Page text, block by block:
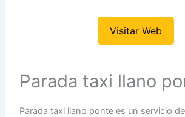
Visitar Web
Parada taxi llano
Parada taxi llano ponte es un servicio